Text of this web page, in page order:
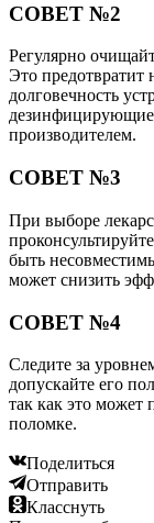
СОВЕТ №2
Регулярно
Это предотвратит
долговечность
дезинфицирующие
производителем.
СОВЕТ №3
При выборе
быть
может снизить
СОВЕТ №4
Следите за
допускайте его
так как это может
поломке.
Поделиться
Отправить
Класснуть